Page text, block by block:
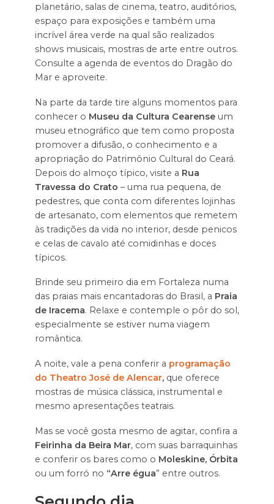
planetário, salas de cinema, teatro, auditórios,
espaço para exposições e também uma
incrível área verde na qual são realizados
shows musicais, mostras de arte entre outros.
Consulte a agenda de eventos do Dragão do
Mar e aproveite.
Na parte da tarde tire alguns momentos para
conhecer o Museu da Cultura Cearense um
museu etnográfico que tem como proposta
promover a difusão, o conhecimento e a
apropriação do Patrimônio Cultural do Ceará.
Depois do almoço típico, visite a Rua
Travessa do Crato – uma rua pequena, de
pedestres, que conta com diferentes lojinhas
de artesanato, com elementos que remetem
às tradições da vida no interior, desde penicos
e celas de cavalo até comidinhas e doces
típicos.
Brinde seu primeiro dia em Fortaleza numa
das praias mais encantadoras do Brasil, a Praia
de Iracema. Relaxe e contemple o pôr do sol,
especialmente se estiver numa viagem
romântica.
A noite, vale a pena conferir a programação
do Theatro José de Alencar, que oferece
mostras de música clássica, instrumental e
mesmo apresentações teatrais.
Mas se você gosta mesmo de agitar, confira a
Feirinha da Beira Mar, com suas barraquinhas
e conferir os bares como o Moleskine, Órbita
ou um forró no “Arre égua” entre outros.